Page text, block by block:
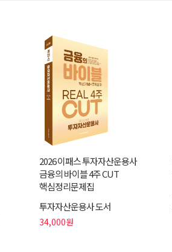
2026 이패스 투자자산운용사
금융의 바이블 4주 CUT
핵심정리문제집
투자자산운용사 도서
34,000원